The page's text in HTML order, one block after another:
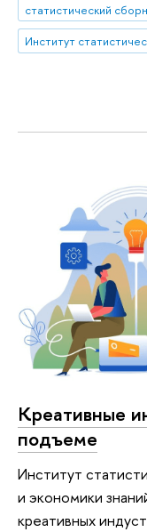
статистический
Креативные
подъеме
Институт
и экономики
креативных